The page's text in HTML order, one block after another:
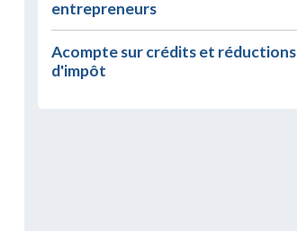
entrepreneurs
Acompte sur crédits et réductions
d'impôt